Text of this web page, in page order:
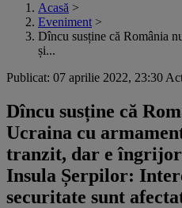
Acasă >
Eveniment >
Dîncu susține că România
și...
Publicat: 07 aprilie 2022, 23:30
Dîncu susține că
Ucraina cu
tranzit, dar e
Insula Șerpilor:
securitate sunt